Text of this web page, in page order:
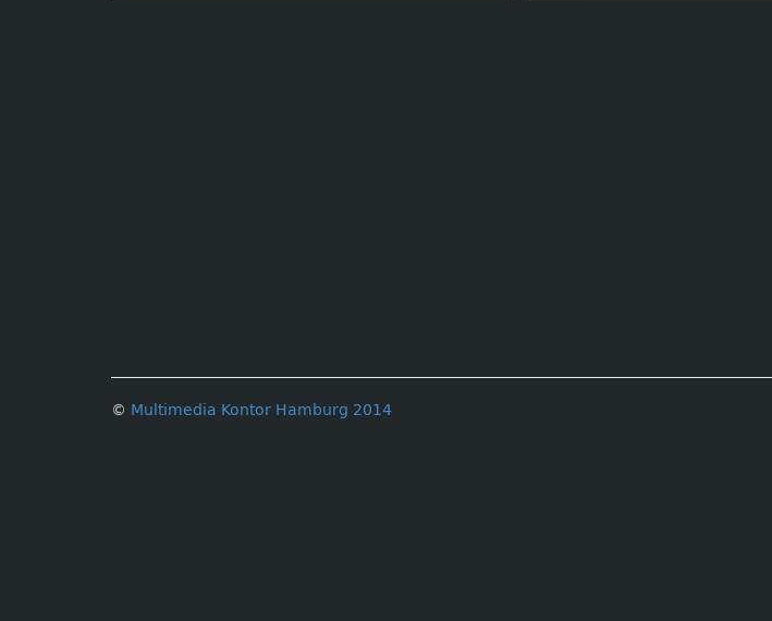
© Multimedia Kontor Hamburg 2014